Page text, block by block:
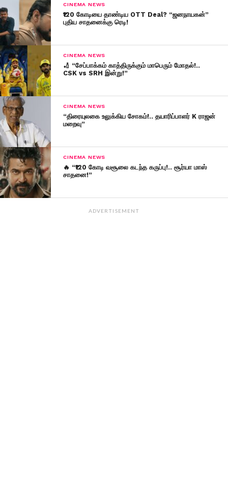
CINEMA NEWS
₹120 கோடியை தாண்டிய OTT Deal? “ஜனநாயகன்”
புதிய சாதனைக்கு ரெடி!
CINEMA NEWS
🏏 “சேப்பாக்கம் காத்திருக்கும் மாபெரும் மோதல்!..
CSK vs SRH இன்று!”
CINEMA NEWS
“திரையுலகை உலுக்கிய சோகம்!.. தயாரிப்பாளர் K ராஜன்
மறைவு”
CINEMA NEWS
🔥 “₹120 கோடி வசூலை கடந்த கருப்பு!.. சூர்யா மாஸ்
சாதனை!”
ADVERTISEMENT